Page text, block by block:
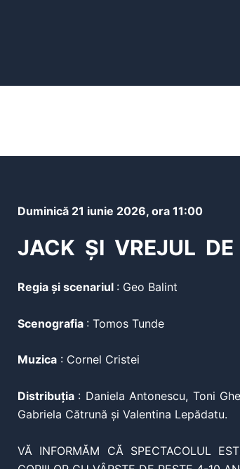
Duminică 21 iunie 2026, ora 11:00
JACK ȘI VREJUL DE
Regia și scenariul : Geo Balint
Scenografia : Tomos Tunde
Muzica : Cornel Cristei
Distribuția : Daniela Antonescu, Toni
Gabriela Cătrună și Valentina Lepădatu.
VĂ INFORMĂM CĂ SPECTACOLUL